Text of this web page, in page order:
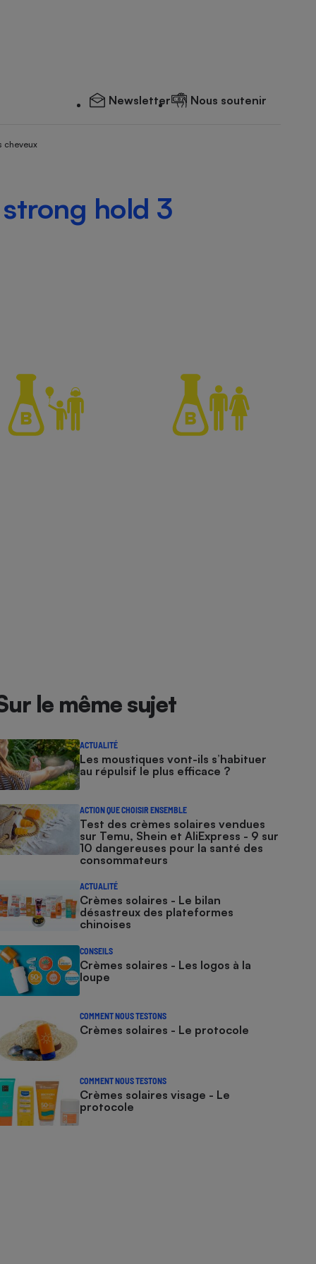
Newsletter Nous soutenir
cheveux
hold 3
le même sujet
ACTUALITÉ
Les moustiques vont-ils s’habituer
au répulsif le plus efficace ?
ACTION QUE CHOISIR ENSEMBLE
Test des crèmes solaires vendues
sur Temu, Shein et AliExpress - 9 sur
10 dangereuses pour la santé des
consommateurs
ACTUALITÉ
Crèmes solaires - Le bilan
désastreux des plateformes
chinoises
CONSEILS
Crèmes solaires - Les logos à la
loupe
COMMENT NOUS TESTONS
Crèmes solaires - Le protocole
COMMENT NOUS TESTONS
Crèmes solaires visage - Le
protocole